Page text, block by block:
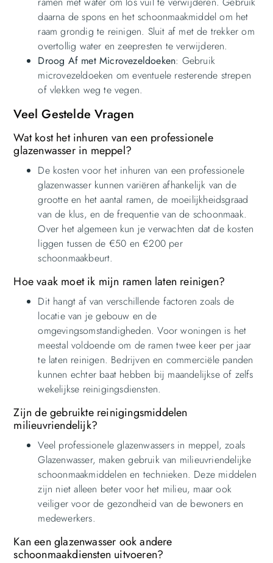
daarna de spons en het schoonmaakmiddel om het
raam grondig te reinigen. Sluit af met de trekker om
overtollig water en zeepresten te verwijderen.
Droog Af met Microvezeldoeken: Gebruik
microvezeldoeken om eventuele resterende strepen
of vlekken weg te vegen.
Veel Gestelde Vragen
Wat kost het inhuren van een professionele
glazenwasser in meppel?
De kosten voor het inhuren van een professionele
glazenwasser kunnen variëren afhankelijk van de
grootte en het aantal ramen, de moeilijkheidsgraad
van de klus, en de frequentie van de schoonmaak.
Over het algemeen kun je verwachten dat de kosten
liggen tussen de €50 en €200 per
schoonmaakbeurt.
Hoe vaak moet ik mijn ramen laten reinigen?
Dit hangt af van verschillende factoren zoals de
locatie van je gebouw en de
omgevingsomstandigheden. Voor woningen is het
meestal voldoende om de ramen twee keer per jaar
te laten reinigen. Bedrijven en commerciële panden
kunnen echter baat hebben bij maandelijkse of zelfs
wekelijkse reinigingsdiensten.
Zijn de gebruikte reinigingsmiddelen
milieuvriendelijk?
Veel professionele glazenwassers in meppel, zoals
Glazenwasser, maken gebruik van milieuvriendelijke
schoonmaakmiddelen en technieken. Deze middelen
zijn niet alleen beter voor het milieu, maar ook
veiliger voor de gezondheid van de bewoners en
medewerkers.
Kan een glazenwasser ook andere
schoonmaakdiensten uitvoeren?